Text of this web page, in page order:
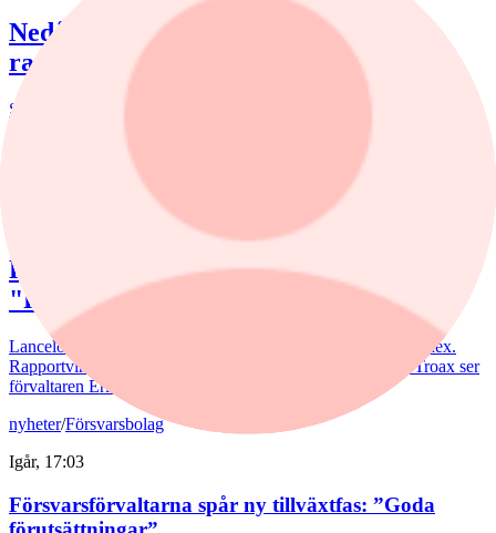
Nedåt för börsen efter blandad
rapportvecka
Stockholmsbörsen föll på veckans sista dag.
Aktiefonder
Förvaltaren efter Troax rusning:
"Fortsatt stor potential"
Lancelot Sverige steg 8,6% i juli, mot 2,2% för jämförelseindex.
Rapportvinnarna Mips och Troax bidrog till uppgången. I Troax ser
förvaltaren Erik Bertilsson fortsatt stor potential.
nyheter/Försvarsbolag
Igår, 17:03
Försvarsförvaltarna spår ny tillväxtfas: ”Goda